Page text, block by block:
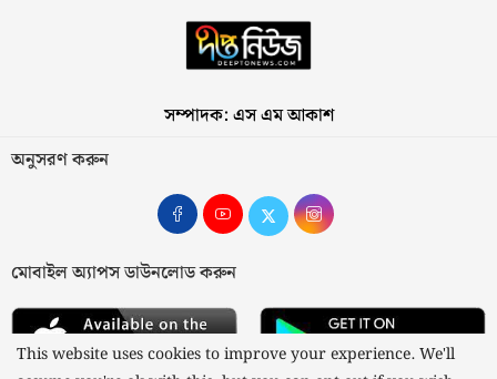
সম্পাদক: এস এম আকাশ
অনুসরণ করুন
মোবাইল অ্যাপস ডাউনলোড করুন
This website uses cookies to improve your experience. We'll